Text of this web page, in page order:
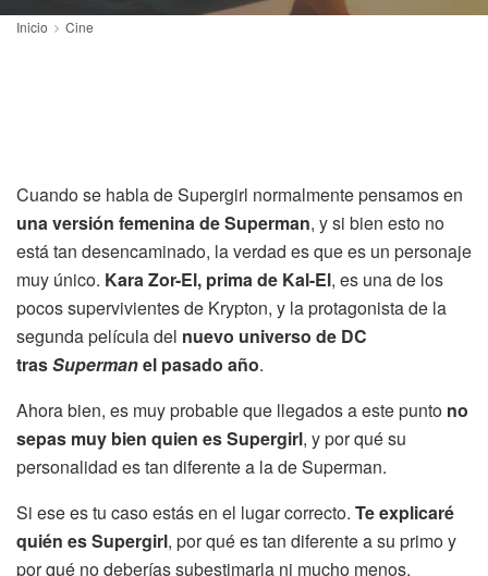
Inicio Cine
Cuando se habla de Supergirl normalmente pensamos en
una versión femenina de Superman, y si bien esto no
está tan desencaminado, la verdad es que es un personaje
muy único. Kara Zor-El, prima de Kal-El, es una de los
pocos supervivientes de Krypton, y la protagonista de la
segunda película del nuevo universo de DC
trasSupermanel pasado año.
Ahora bien, es muy probable que llegados a este punto no
sepas muy bien quien es Supergirl, y por qué su
personalidad es tan diferente a la de Superman.
Si ese es tu caso estás en el lugar correcto. Te explicaré
quién es Supergirl, por qué es tan diferente a su primo y
por qué no deberías subestimarla ni mucho menos.